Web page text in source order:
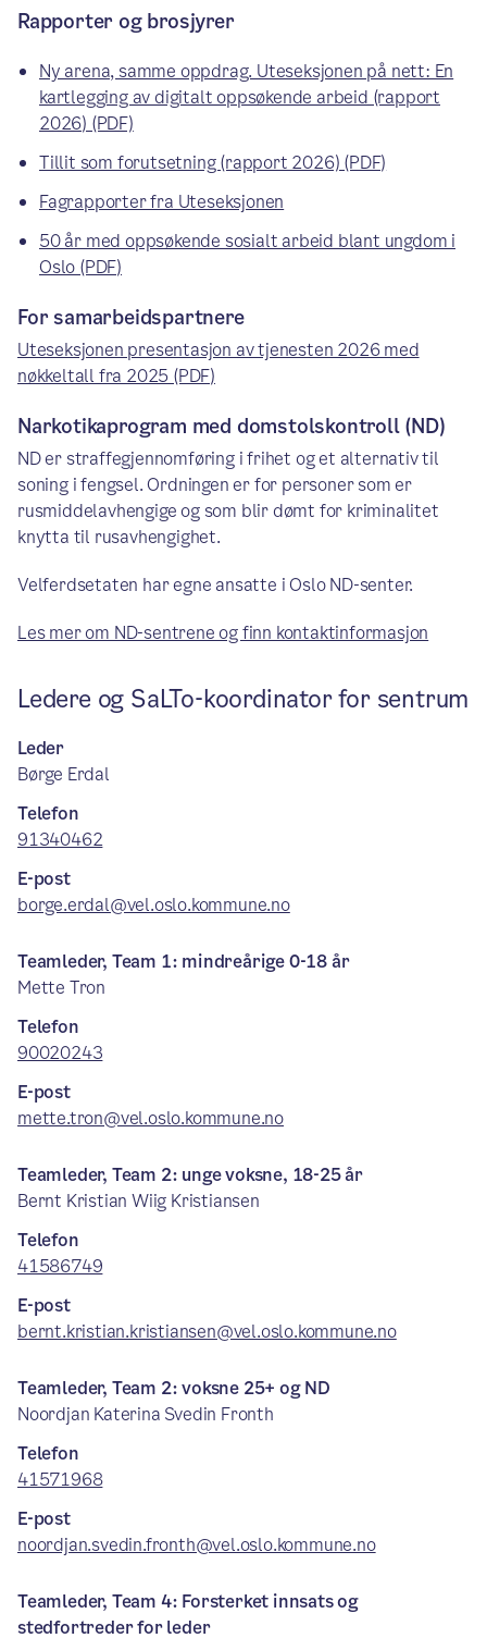
Rapporter og brosjyrer
Ny arena, samme oppdrag. Uteseksjonen på nett: En
kartlegging av digitalt oppsøkende arbeid (rapport
2026) (PDF)
Tillit som forutsetning (rapport 2026) (PDF)
Fagrapporter fra Uteseksjonen
50 år med oppsøkende sosialt arbeid blant ungdom i
Oslo (PDF)
For samarbeidspartnere
Uteseksjonen presentasjon av tjenesten 2026 med
nøkkeltall fra 2025 (PDF)
Narkotikaprogram med domstolskontroll (ND)
ND er straffegjennomføring i frihet og et alternativ til
soning i fengsel. Ordningen er for personer som er
rusmiddelavhengige og som blir dømt for kriminalitet
knytta til rusavhengighet.
Velferdsetaten har egne ansatte i Oslo ND-senter.
Les mer om ND-sentrene og finn kontaktinformasjon
Ledere og SaLTo-koordinator for sentrum
Leder
Børge Erdal
Telefon
91340462
E-post
borge.erdal@vel.oslo.kommune.no
Teamleder, Team 1: mindreårige 0-18 år
Mette Tron
Telefon
90020243
E-post
mette.tron@vel.oslo.kommune.no
Teamleder, Team 2: unge voksne, 18-25 år
Bernt Kristian Wiig Kristiansen
Telefon
41586749
E-post
bernt.kristian.kristiansen@vel.oslo.kommune.no
Teamleder, Team 2: voksne 25+ og ND
Noordjan Katerina Svedin Fronth
Telefon
41571968
E-post
noordjan.svedin.fronth@vel.oslo.kommune.no
Teamleder, Team 4: Forsterket innsats og
stedfortreder for leder